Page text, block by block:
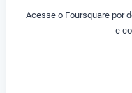
Acesse o Foursquare por
e